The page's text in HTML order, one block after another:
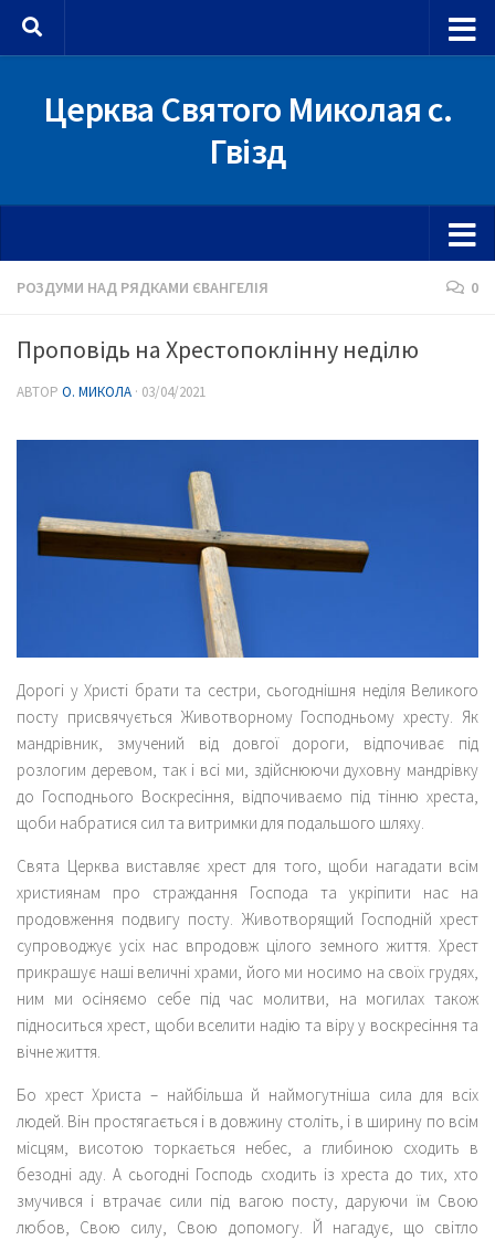
Skip to content
Церква Святого Миколая с.
Гвізд
РОЗДУМИ НАД РЯДКАМИ ЄВАНГЕЛІЯ 0
Проповідь на Хрестопоклінну неділю
АВТОР О. МИКОЛА · 03/04/2021
Дорогі у Христі брати та сестри, сьогоднішня неділя Великого
посту присвячується Животворному Господньому хресту. Як
мандрівник, змучений від довгої дороги, відпочиває під
розлогим деревом, так і всі ми, здійснюючи духовну мандрівку
до Господнього Воскресіння, відпочиваємо під тінню хреста,
щоби набратися сил та витримки для подальшого шляху.
Свята Церква виставляє хрест для того, щоби нагадати всім
християнам про страждання Господа та укріпити нас на
продовження подвигу посту. Животворящий Господній хрест
супроводжує усіх нас впродовж цілого земного життя. Хрест
прикрашує наші величні храми, його ми носимо на своїх грудях,
ним ми осіняємо себе під час молитви, на могилах також
підноситься хрест, щоби вселити надію та віру у воскресіння та
вічне життя.
Бо хрест Христа – найбільша й наймогутніша сила для всіх
людей. Він простягається і в довжину століть, і в ширину по всім
місцям, висотою торкається небес, а глибиною сходить в
безодні аду. А сьогодні Господь сходить із хреста до тих, хто
змучився і втрачає сили під вагою посту, даруючи їм Свою
любов, Свою силу, Свою допомогу. Й нагадує, що світло